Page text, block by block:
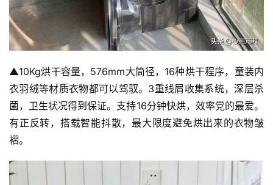
▲10Kg烘干容量，576mm大筒径，16种烘干程序，童装内
衣羽绒等材质衣物都可以驾驭。3重线屑收集系统，深层杀
菌，卫生状况得到保证。支持16分钟快烘，效率党的最爱。
有正反转，搭载智能抖散，最大限度避免烘出来的衣物皱
褶。